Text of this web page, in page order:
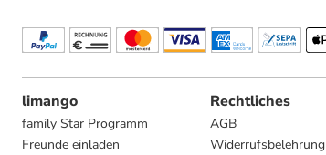
limango
family Star Programm
Freunde einladen
Rechtliches
AGB
Widerrufsbelehrung